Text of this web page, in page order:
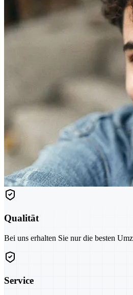
Qualität
Bei uns erhalten Sie nur die besten
Service